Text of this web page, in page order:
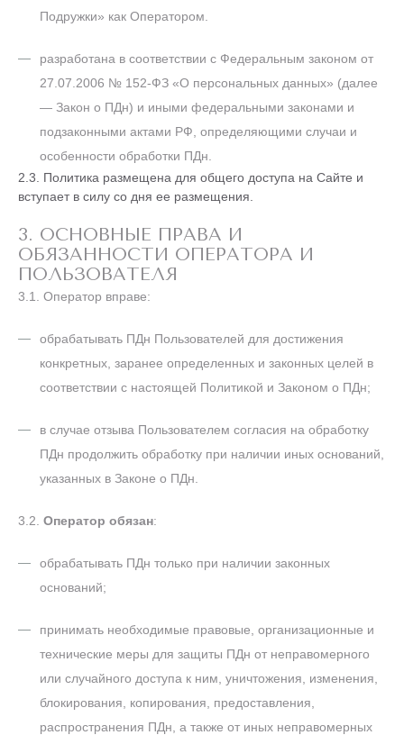
Подружки» как Оператором.
разработана в соответствии с Федеральным законом от
27.07.2006 № 152-ФЗ «О персональных данных» (далее
— Закон о ПДн) и иными федеральными законами и
подзаконными актами РФ, определяющими случаи и
особенности обработки ПДн.
2.3. Политика размещена для общего доступа на Сайте и
вступает в силу со дня ее размещения.
3. ОСНОВНЫЕ ПРАВА И
ОБЯЗАННОСТИ ОПЕРАТОРА И
ПОЛЬЗОВАТЕЛЯ
3.1. Оператор вправе:
обрабатывать ПДн Пользователей для достижения
конкретных, заранее определенных и законных целей в
соответствии с настоящей Политикой и Законом о ПДн;
в случае отзыва Пользователем согласия на обработку
ПДн продолжить обработку при наличии иных оснований,
указанных в Законе о ПДн.
3.2. Оператор обязан:
обрабатывать ПДн только при наличии законных
оснований;
принимать необходимые правовые, организационные и
технические меры для защиты ПДн от неправомерного
или случайного доступа к ним, уничтожения, изменения,
блокирования, копирования, предоставления,
распространения ПДн, а также от иных неправомерных